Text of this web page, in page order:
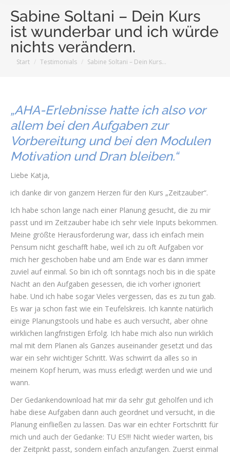
Sabine Soltani – Dein Kurs
ist wunderbar und ich würde
nichts verändern.
Sie befinden sich hier:
Start Testimonials Sabine Soltani – Dein Kurs…
„AHA-Erlebnisse hatte ich also vor
allem bei den Aufgaben zur
Vorbereitung und bei den Modulen
Motivation und Dran bleiben.“
Liebe Katja,
ich danke dir von ganzem Herzen für den Kurs „Zeitzauber“.
Ich habe schon lange nach einer Planung gesucht, die zu mir
passt und im Zeitzauber habe ich sehr viele Inputs bekommen.
Meine größte Herausforderung war, dass ich einfach mein
Pensum nicht geschafft habe, weil ich zu oft Aufgaben vor
mich her geschoben habe und am Ende war es dann immer
zuviel auf einmal. So bin ich oft sonntags noch bis in die späte
Nacht an den Aufgaben gesessen, die ich vorher ignoriert
habe. Und ich habe sogar Vieles vergessen, das es zu tun gab.
Es war ja schon fast wie ein Teufelskreis. Ich kannte natürlich
einige Planungstools und habe es auch versucht, aber ohne
wirklichen langfristigen Erfolg. Ich habe mich also nun wirklich
mal mit dem Planen als Ganzes auseinander gesetzt und das
war ein sehr wichtiger Schritt. Was schwirrt da alles so in
meinem Kopf herum, was muss erledigt werden und wie und
wann.
Der Gedankendownload hat mir da sehr gut geholfen und ich
habe diese Aufgaben dann auch geordnet und versucht, in die
Planung einfließen zu lassen. Das war ein echter Fortschritt für
mich und auch der Gedanke: TU ES!!! Nicht wieder warten, bis
der Zeitpnkt passt, sondern einfach anzufangen. Zuerst einmal